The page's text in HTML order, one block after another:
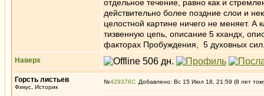
отдельное течение, равно как и
действительно более поздние слои и
целостной картине ничего не меняет. А
тизвенную цепь, описание 5 кхандх,
факторах Пробуждения, 5 духовных сил.
Наверх
Горсть листьев
Фикус, Историк
№429376 Добавлено: Вс 15 Июл 18, 21:59 (8 лет